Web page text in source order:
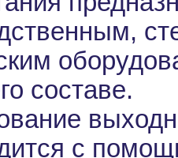
составе.
с